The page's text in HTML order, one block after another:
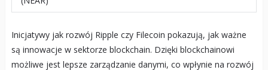
Inicjatywy jak rozwój Ripple czy Filecoin pokazują, jak ważne
są innowacje w sektorze blockchain. Dzięki blockchainowi
możliwe jest lepsze zarządzanie danymi, co wpłynie na rozwój